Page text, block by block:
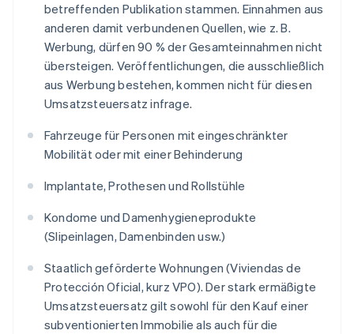
betreffenden Publikation stammen. Einnahmen aus
anderen damit verbundenen Quellen, wie z. B.
Werbung, dürfen 90 % der Gesamteinnahmen nicht
übersteigen. Veröffentlichungen, die ausschließlich
aus Werbung bestehen, kommen nicht für diesen
Umsatzsteuersatz infrage.
Fahrzeuge für Personen mit eingeschränkter
Mobilität oder mit einer Behinderung
Implantate, Prothesen und Rollstühle
Kondome und Damenhygieneprodukte
(Slipeinlagen, Damenbinden usw.)
Staatlich geförderte Wohnungen (Viviendas de
Protección Oficial, kurz VPO). Der stark ermäßigte
Umsatzsteuersatz gilt sowohl für den Kauf einer
subventionierten Immobilie als auch für die